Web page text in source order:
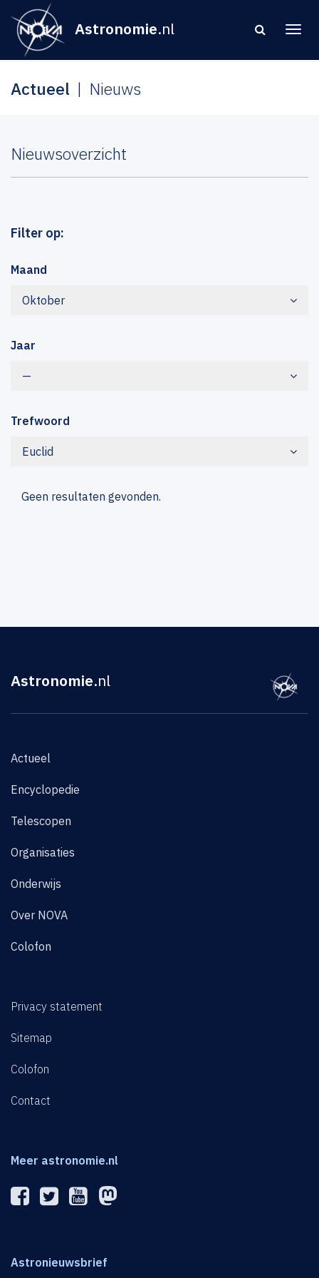
Astronomie.nl
Actueel Nieuws
Nieuwsoverzicht
Filter op:
Maand
Oktober
Jaar
—
Trefwoord
Euclid
Geen resultaten gevonden.
Astronomie.nl
Actueel
Encyclopedie
Telescopen
Organisaties
Onderwijs
Over NOVA
Colofon
Privacy statement
Sitemap
Colofon
Contact
Meer astronomie.nl
Astronieuwsbrief